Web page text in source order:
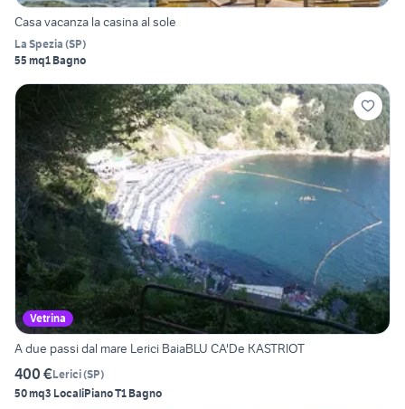
Casa vacanza la casina al sole
La Spezia (SP)
55 mq1 Bagno
Vetrina
A due passi dal mare Lerici BaiaBLU CA'De KASTRIOT
400 €Lerici(SP)
50 mq3 LocaliPiano T1 Bagno